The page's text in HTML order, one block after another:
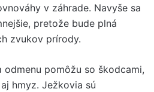
v záhrade. Navyše sa
pretože bude plná
zvukov prírody.
pomôžu so škodcami,
hmyz. Ježkovia sú